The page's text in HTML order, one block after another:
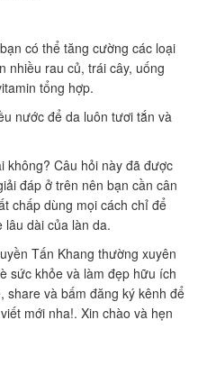
có thể tăng cường các loại
nhiều rau củ, trái cây, uống
tổng hợp.
nước để da luôn tươi tắn và
không? Câu hỏi này đã được
đáp ở trên nên bạn cần cân
chấp dùng mọi cách chỉ để
dài của làn da.
Tấn Khang thường xuyên
sức khỏe và làm đẹp hữu ích
share và bấm đăng ký kênh để
mới nha!. Xin chào và hẹn